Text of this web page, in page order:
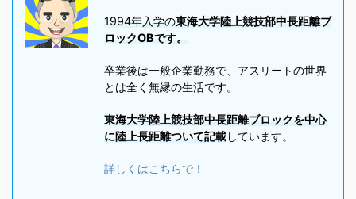
1994年入学の東海大学陸上競技部中長距離ブ
ロックOBです。
卒業後は一般企業勤務で、アスリートの世界
とは全く無縁の生活です。
東海大学陸上競技部中長距離ブロックを中心
に陸上長距離ついて記載しています。
詳しくはこちらで！